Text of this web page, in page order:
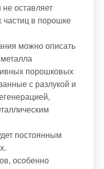
не оставляет
частиц в порошке
можно описать
порошковых
с разлукой и
постоянным
особенно